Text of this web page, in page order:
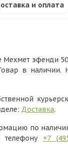
и оплата
эфенди
в наличии.
Доставка.
по
телефону +7